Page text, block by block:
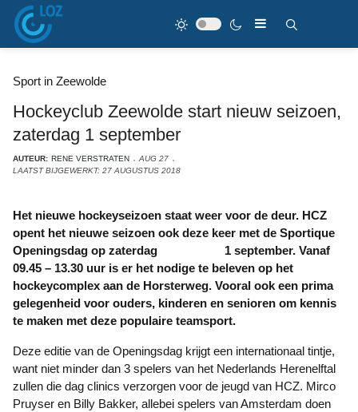
Sport in Zeewolde
Hockeyclub Zeewolde start nieuw seizoen,
zaterdag 1 september
AUTEUR: RENE VERSTRATEN
AUG 27
LAATST BIJGEWERKT: 27 AUGUSTUS 2018
Het nieuwe hockeyseizoen staat weer voor de deur. HCZ
opent het nieuwe seizoen ook deze keer met de Sportique
Openingsdag op zaterdag 1 september. Vanaf
09.45 – 13.30 uur is er het nodige te beleven op het
hockeycomplex aan de Horsterweg. Vooral ook een prima
gelegenheid voor ouders, kinderen en senioren om kennis
te maken met deze populaire teamsport.
Deze editie van de Openingsdag krijgt een internationaal tintje,
want niet minder dan 3 spelers van het Nederlands Herenelftal
zullen die dag clinics verzorgen voor de jeugd van HCZ. Mirco
Pruyser en Billy Bakker, allebei spelers van Amsterdam doen